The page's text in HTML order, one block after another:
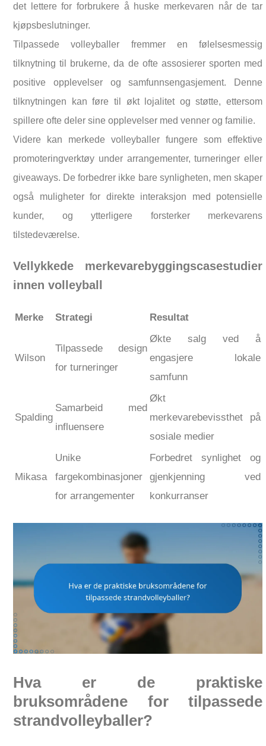
det lettere for forbrukere å huske merkevaren når de tar
kjøpsbeslutninger.
Tilpassede volleyballer fremmer en følelsesmessig
tilknytning til brukerne, da de ofte assosierer sporten med
positive opplevelser og samfunnsengasjement. Denne
tilknytningen kan føre til økt lojalitet og støtte, ettersom
spillere ofte deler sine opplevelser med venner og familie.
Videre kan merkede volleyballer fungere som effektive
promoteringverktøy under arrangementer, turneringer eller
giveaways. De forbedrer ikke bare synligheten, men skaper
også muligheter for direkte interaksjon med potensielle
kunder, og ytterligere forsterker merkevarens
tilstedeværelse.
Vellykkede merkevarebyggingscasestudier
innen volleyball
Merke Strategi Resultat
Wilson
Tilpassede design
for turneringer
Økte salg ved å
engasjere lokale
samfunn
Spalding
Samarbeid med
influensere
Økt
merkevarebevissthet på
sosiale medier
Mikasa
Unike
fargekombinasjoner
for arrangementer
Forbedret synlighet og
gjenkjenning ved
konkurranser
Hva er de praktiske
bruksområdene for tilpassede
strandvolleyballer?